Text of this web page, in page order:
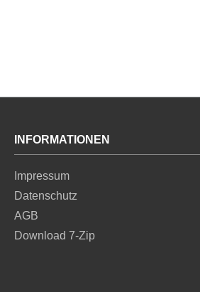
INFORMATIONEN
Impressum
Datenschutz
AGB
Download 7-Zip